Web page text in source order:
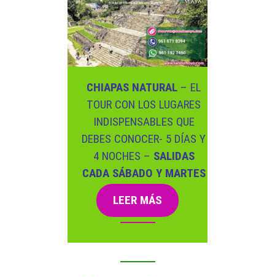
CHIAPAS NATURAL – EL
TOUR CON LOS LUGARES
INDISPENSABLES QUE
DEBES CONOCER- 5 DÍAS Y
4 NOCHES – SALIDAS
CADA SÁBADO Y MARTES
LEER MÁS